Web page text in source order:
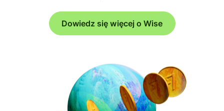
Dowiedz się więcej o Wise